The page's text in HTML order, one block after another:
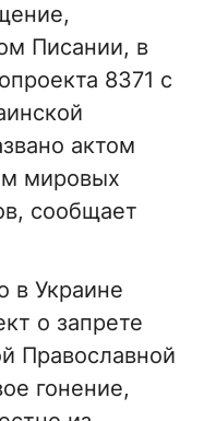
Писании, в
8371 с
актом
мировых
сообщает
в Украине
о запрете
Православной
гонение,